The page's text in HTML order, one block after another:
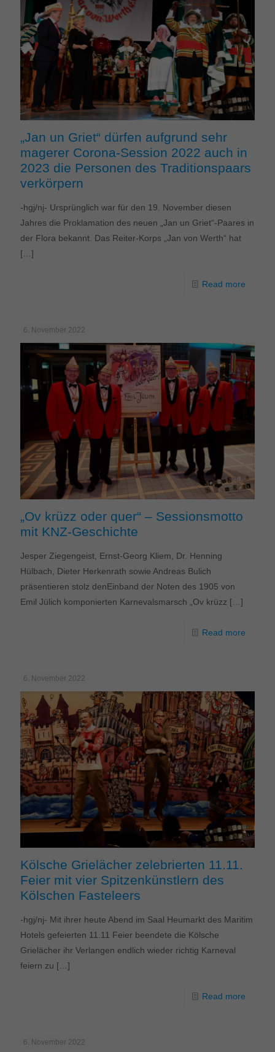
„Jan un Griet“ dürfen aufgrund sehr
magerer Corona-Session 2022 auch in
2023 die Personen des Traditionspaars
verkörpern
-hgj/nj- Ursprünglich war für den 19. November diesen
Jahres die Proklamation des neuen „Jan un Griet“-Paares in
der Flora bekannt. Das Reiter-Korps „Jan von Werth“ hat
[…]
Read more
6. November 2022
„Ov krüzz oder quer“ – Sessionsmotto
mit KNZ-Geschichte
Jesper Ziegengeist, Ernst-Georg Kliem, Dr. Henning
Hülbach, Dieter Herkenrath sowie Andreas Bulich
präsentieren stolz denEinband der Noten des 1905 von
Emil Jülich komponierten Karnevalsmarsch „Ov krüzz […]
Read more
6. November 2022
Kölsche Grielächer zelebrierten 11.11.
Feier mit vier Spitzenkünstlern des
Kölschen Fasteleers
-hgj/nj- Mit ihrer heute Abend im Saal Heumarkt des Maritim
Hotels gefeierten 11.11 Feier beendete die Kölsche
Grielächer ihr Verlangen endlich wieder richtig Karneval
feiern zu […]
Read more
6. November 2022